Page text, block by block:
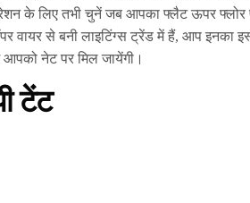
के लिए तभी चुनें जब आपका फ्लैट ऊपर फ्लोर
से बनी लाइटिंग्स ट्रेंड में हैं, आप इनका
नेट पर मिल जायेंगी।
टेंट